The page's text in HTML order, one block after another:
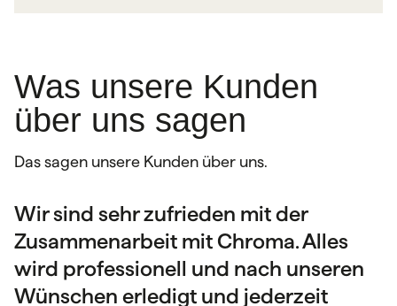
Was unsere Kunden
über uns sagen
Das sagen unsere Kunden über uns.
Wir sind sehr zufrieden mit der
Zusammenarbeit mit Chroma. Alles
wird professionell und nach unseren
Wünschen erledigt und jederzeit
Sehr netter Kontakt und eine gute
fachliche Beratung. Jeder Auftrag wird
individuell und professionell
umgesetzt. Die Qualität der Produkte
Wir als Unternehmen schätzen die
Zusammenarbeit mit der Druckerei
Chroma sehr. Die Aufträge werden
schnell bearbeitet, die Materialien